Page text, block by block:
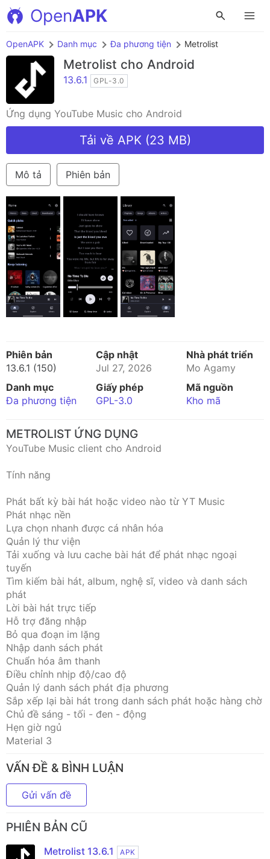
OpenAPK
OpenAPK Danh mục Đa phương tiện Metrolist
Metrolist cho Android
13.6.1 GPL-3.0
Ứng dụng YouTube Music cho Android
Tải về APK (23 MB)
Mô tả Phiên bản
Phiên bản
13.6.1 (150)
Cập nhật
Jul 27, 2026
Nhà phát triển
Mo Agamy
Danh mục
Đa phương tiện
Giấy phép
GPL-3.0
Mã nguồn
Kho mã
METROLIST ỨNG DỤNG
YouTube Music client cho Android
Tính năng
Phát bất kỳ bài hát hoặc video nào từ YT Music
Phát nhạc nền
Lựa chọn nhanh được cá nhân hóa
Quản lý thư viện
Tải xuống và lưu cache bài hát để phát nhạc ngoại
tuyến
Tìm kiếm bài hát, album, nghệ sĩ, video và danh sách
phát
Lời bài hát trực tiếp
Hỗ trợ đăng nhập
Bỏ qua đoạn im lặng
Nhập danh sách phát
Chuẩn hóa âm thanh
Điều chỉnh nhịp độ/cao độ
Quản lý danh sách phát địa phương
Sắp xếp lại bài hát trong danh sách phát hoặc hàng chờ
Chủ đề sáng - tối - đen - động
Hẹn giờ ngủ
Material 3
VẤN ĐỀ & BÌNH LUẬN
Gửi vấn đề
PHIÊN BẢN CŨ
Metrolist 13.6.1
APK